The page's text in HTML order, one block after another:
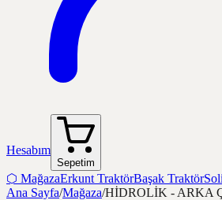
Hesabım
Sepetim
⬡ MağazaErkunt TraktörBaşak Traktör
Ana Sayfa/Mağaza/HİDROLİK - ARKA